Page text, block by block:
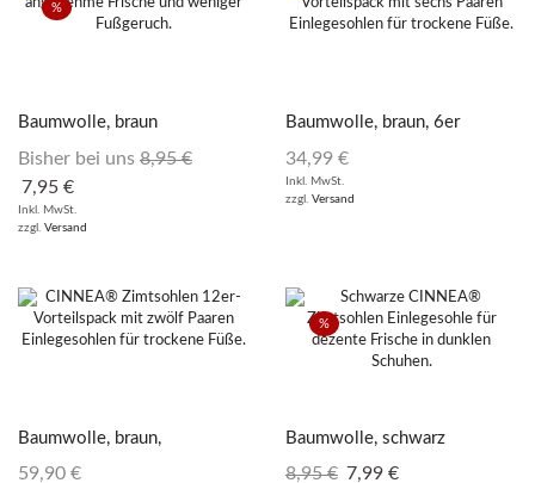
%
Baumwolle, braun
Bisher bei uns 8,95€
7,95 €
Inkl. MwSt.
zzgl. Versand
Baumwolle, braun, 6er
Vorteilspack
34,99 €
Inkl. MwSt.
zzgl. Versand
Baumwolle, braun,
12er Vorteilspack
59,90 €
%
Baumwolle, schwarz
8,95€ 7,99 €